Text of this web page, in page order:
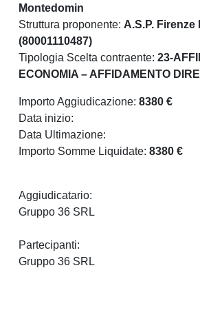
Montedomin
Struttura proponente: A.S.P.
(80001110487)
Tipologia Scelta contraente: 23-
ECONOMIA – AFFIDAMENTO
Importo Aggiudicazione: 8380 €
Data inizio:
Data Ultimazione:
Importo Somme Liquidate: 8380 €
Aggiudicatario:
Gruppo 36 SRL
Partecipanti:
Gruppo 36 SRL